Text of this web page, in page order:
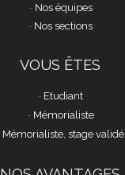
Nos équipes
Nos sections
VOUS ÊTES
Etudiant
Mémorialiste
Mémorialiste, stage validé